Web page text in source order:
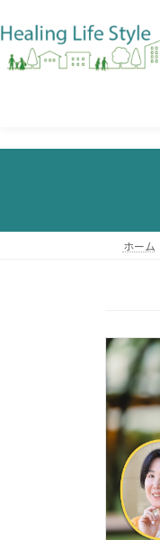
ホーム